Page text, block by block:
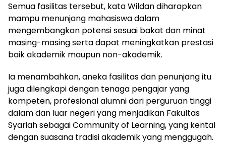
Semua fasilitas tersebut, kata Wildan diharapkan
mampu menunjang mahasiswa dalam
mengembangkan potensi sesuai bakat dan minat
masing-masing serta dapat meningkatkan prestasi
baik akademik maupun non-akademik.
Ia menambahkan, aneka fasilitas dan penunjang itu
juga dilengkapi dengan tenaga pengajar yang
kompeten, profesional alumni dari perguruan tinggi
dalam dan luar negeri yang menjadikan Fakultas
Syariah sebagai Community of Learning, yang kental
dengan suasana tradisi akademik yang menggugah.